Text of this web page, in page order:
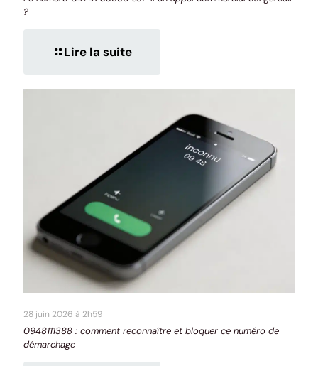
?
Lire la suite
28 juin 2026 à 2h59
0948111388 : comment reconnaître et bloquer ce numéro de
démarchage